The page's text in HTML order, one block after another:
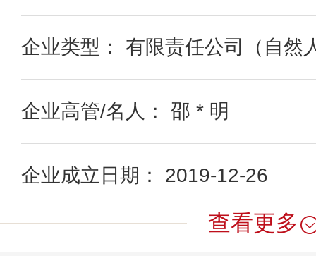
企业类型： 有限责任公司（自然
企业高管/名人： 邵 * 明
企业成立日期： 2019-12-26
查看更多